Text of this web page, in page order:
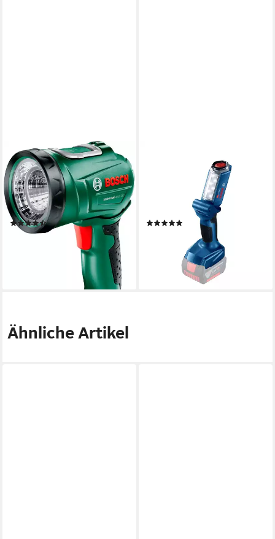
BOSCH HOME & GARDEN
LED Arbeitsleuchte
UniversalLamp 18, LED fest
integriert, ohne Akku und
Ladegerät
(52)
20,99 € UVP 33,99 €
lieferbar - in 1-2 Werktagen bei dir
LED Arbeitsleuchte GLI 18V-
300, LED fest integriert, 18 V,
300 lm, ohne Akku und
83,30 €
lieferbar - in 2-3 Werktagen bei dir
Ähnliche Artikel